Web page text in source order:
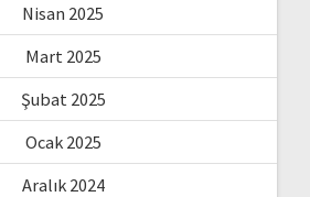
Nisan 2025
Mart 2025
Şubat 2025
Ocak 2025
Aralık 2024